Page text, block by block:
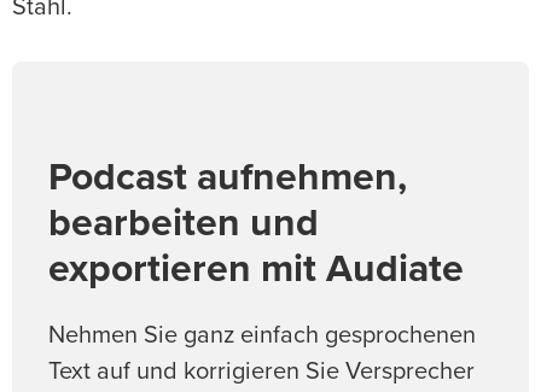
Stahl.
Podcast aufnehmen,
bearbeiten und
exportieren mit Audiate
Nehmen Sie ganz einfach gesprochenen
Text auf und korrigieren Sie Versprecher